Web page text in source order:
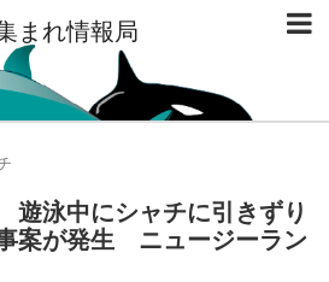
まれ情報局
泳中にシャチに引きずり
案が発生 ニュージーラン